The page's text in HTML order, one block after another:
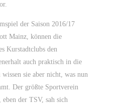
der Saison 2016/17
Mainz, können die
Kurstadtclubs den
auch praktisch in die
wissen sie aber nicht, was nun
Der größte Sportverein
der TSV, sah sich